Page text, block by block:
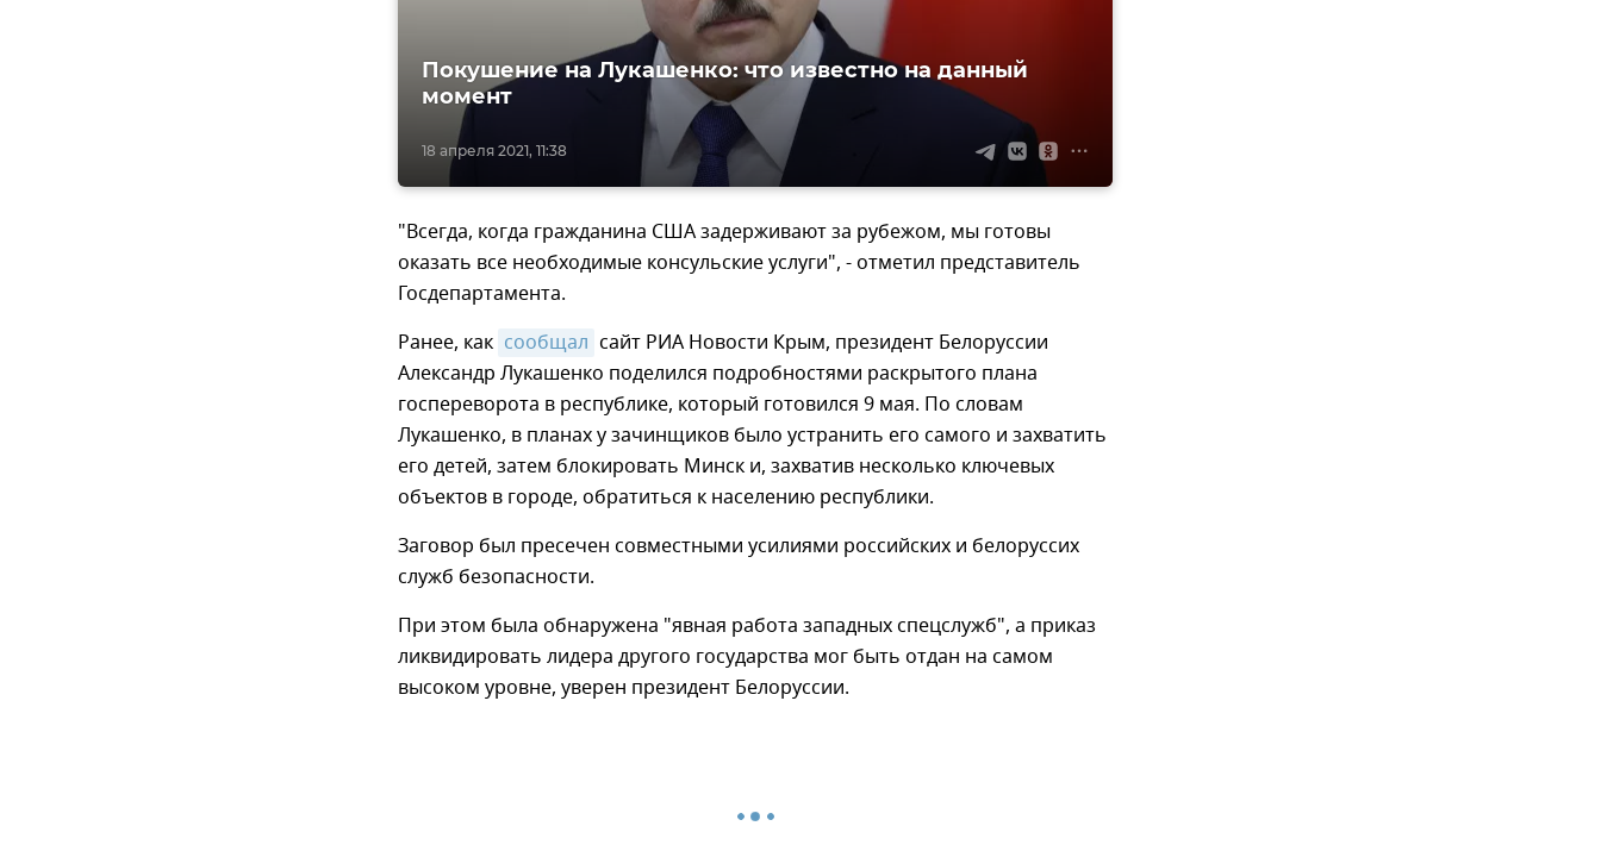
18 апреля 2021, 11:38
Покушение на Лукашенко: что известно на данный
момент
"Всегда, когда гражданина США задерживают за рубежом, мы готовы
оказать все необходимые консульские услуги", - отметил представитель
Госдепартамента.
Ранее, как сообщал сайт РИА Новости Крым, президент Белоруссии
Александр Лукашенко поделился подробностями раскрытого плана
госпереворота в республике, который готовился 9 мая. По словам
Лукашенко, в планах у зачинщиков было устранить его самого и захватить
его детей, затем блокировать Минск и, захватив несколько ключевых
объектов в городе, обратиться к населению республики.
Заговор был пресечен совместными усилиями российских и белоруссих
служб безопасности.
При этом была обнаружена "явная работа западных спецслужб", а приказ
ликвидировать лидера другого государства мог быть отдан на самом
высоком уровне, уверен президент Белоруссии.